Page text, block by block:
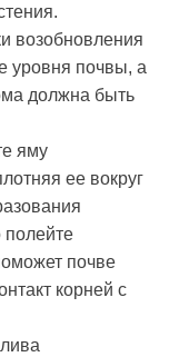
возобновления
уровня почвы, а
должна быть
яму
ее вокруг
полейте
почве
корней с